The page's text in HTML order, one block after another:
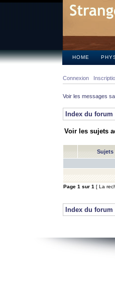
HOME
Connexion
Voir les messages
Index du forum
Voir les sujets
Sujets
Page 1 sur 1 [ La
Index du forum